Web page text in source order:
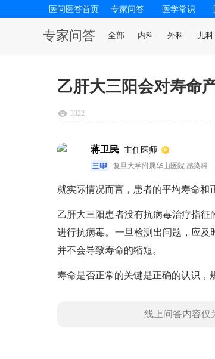
医问医答首页 专家问答 医学常识
专家问答 全部 内科 外科 儿科
乙肝大三阳会对寿命
3322
蒋卫民 主任医师
复旦大学附属华山医院 感染科
就实际情况而言，患者的平均寿命和
乙肝大三阳患者没有抗病毒治疗指
进行抗病毒。一旦检测出问题，应
并不会导致寿命的缩短。
寿命是否正常的关键是正确的认识，
线上问答内容仅